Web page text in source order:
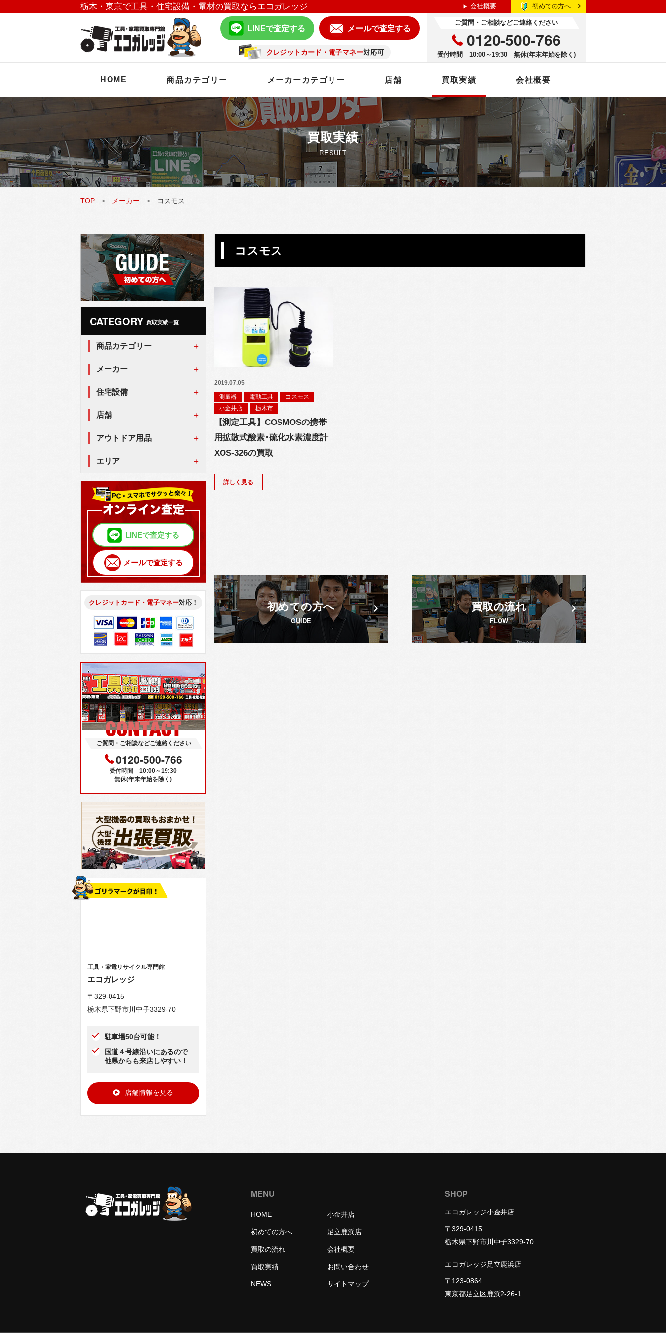
栃木・東京で工具・住宅設備・電材の買取ならエコガレッジ 会社概要 初めての方へ
LINEで査定する メールで査定する
クレジットカード・電子マネー対応可
ご質問・ご相談などご連絡ください
0120-500-766
受付時間 10:00～19:30 無休(年末年始を除く)
HOME 商品カテゴリー メーカーカテゴリー 店舗 買取実績 会社概要
買取実績
RESULT
TOP > メーカー > コスモス
コスモス
2019.07.05
測量器
電動工具
コスモス
小金井店
栃木市
【測定工具】COSMOSの携帯
用拡散式酸素･硫化水素濃度計
XOS-326の買取
詳しく見る
初めての方へ
GUIDE
買取の流れ
FLOW
CATEGORY 買取実績一覧
商品カテゴリー
メーカー
住宅設備
店舗
アウトドア用品
エリア
LINEで査定する
メールで査定する
クレジットカード・電子マネー対応！
ご質問・ご相談などご連絡ください
0120-500-766
受付時間 10:00～19:30
無休(年末年始を除く)
工具・家電リサイクル専門館
エコガレッジ
〒329-0415
栃木県下野市川中子3329-70
駐車場50台可能！
国道４号線沿いにあるので
他県からも来店しやすい！
店舗情報を見る
MENU
HOME
初めての方へ
買取の流れ
買取実績
NEWS
小金井店
足立鹿浜店
会社概要
お問い合わせ
サイトマップ
SHOP
エコガレッジ小金井店
〒329-0415
栃木県下野市川中子3329-70
エコガレッジ足立鹿浜店
〒123-0864
東京都足立区鹿浜2-26-1